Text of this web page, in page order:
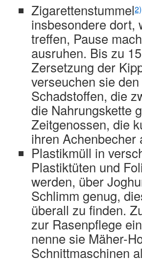
Zigarettenstummel2)
insbesondere dort,
treffen, Pause
ausruhen. Bis zu
Zersetzung der
verseuchen sie
Schadstoffen, die
die Nahrungskette
Zeitgenossen, die
ihren
Plastikmüll in
Plastiktüten und
werden, über
Schlimm genug,
überall zu finden.
zur Rasenpflege
nenne sie Mäher-
Schnittmaschinen